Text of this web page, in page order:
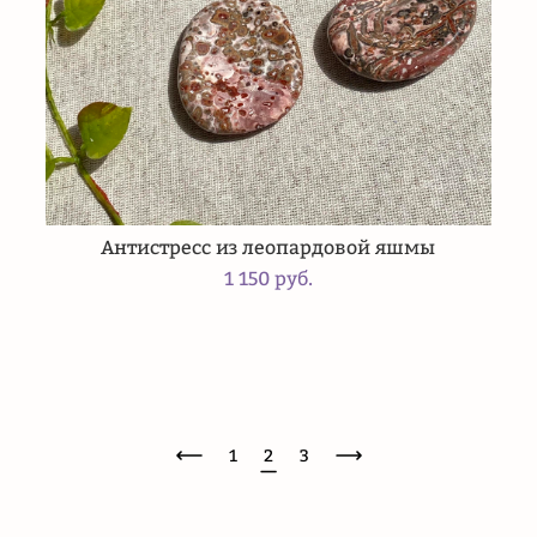
Антистресс из леопардовой яшмы
1 150 pуб.
1 2 3